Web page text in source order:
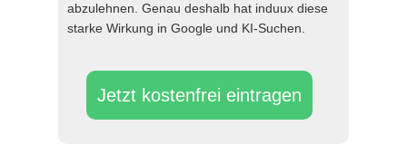
Jetzt kostenfrei eintragen
abzulehnen. Genau deshalb hat induux diese
starke Wirkung in Google und KI-Suchen.